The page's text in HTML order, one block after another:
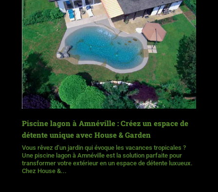
Piscine lagon à Amnéville : Créez un espace de
détente unique avec House & Garden
Vous rêvez d’un jardin qui évoque les vacances tropicales ?
Une piscine lagon à Amnéville est la solution parfaite pour
transformer votre extérieur en un espace de détente luxueux.
Chez House &...